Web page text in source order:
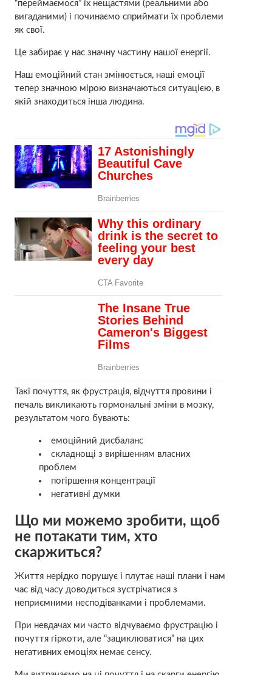
“переймаємося” їх нещастями (реальними або
вигаданими) і починаємо сприймати їх проблеми
як свої.
Це забирає у нас значну частину нашої енергії.
Наш емоційний стан змінюється, наші емоції
тепер значною мірою визначаються ситуацією, в
якій знаходиться інша людина.
Такі почуття, як фрустрація, відчуття провини і
печаль викликають гормональні зміни в мозку,
результатом чого бувають:
емоційний дисбаланс
складнощі з вирішенням власних
проблем
погіршення концентрації
негативні думки
Що ми можемо зробити, щоб
не потакати тим, хто
скаржиться?
Життя нерідко порушує і плутає наші плани і нам
час від часу доводиться зустрічатися з
неприємними несподіванками і проблемами.
При невдачах ми часто відчуваємо фрустрацію і
почуття гіркоти, але “зациклюватися” на цих
негативних емоціях немає сенсу.